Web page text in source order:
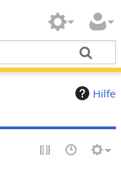
Hilfe